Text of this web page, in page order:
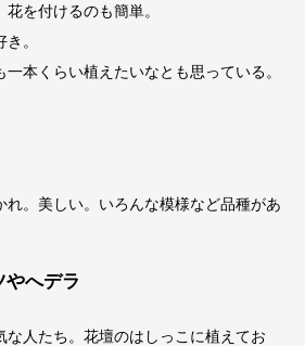
を付けるのも簡単。
。
本くらい植えたいなとも思っている。
れ。美しい。いろんな模様など品種があ
やへデラ
な人たち。花壇のはしっこに植えてお